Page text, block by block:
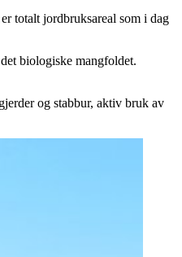
totalt jordbruksareal som i dag
biologiske mangfoldet.
og stabbur, aktiv bruk av